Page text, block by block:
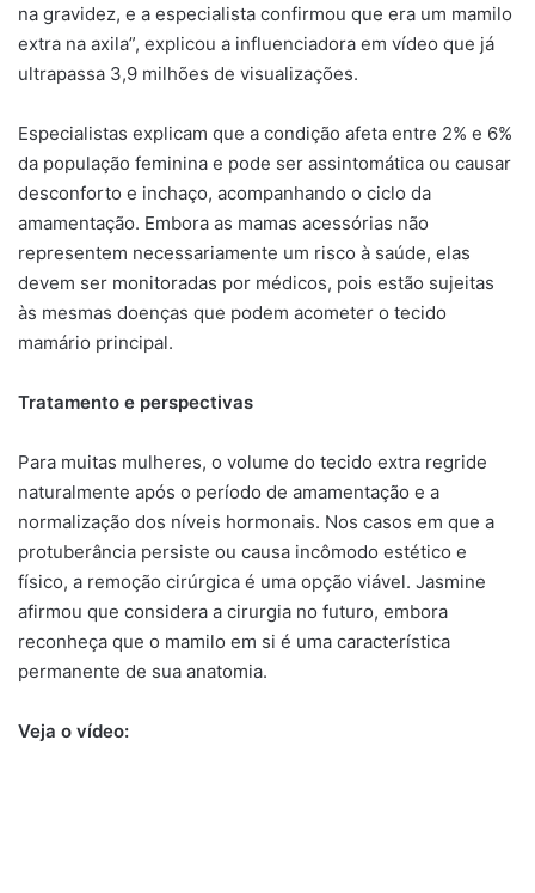
na gravidez, e a especialista confirmou que era um mamilo
extra na axila”, explicou a influenciadora em vídeo que já
ultrapassa 3,9 milhões de visualizações.
Especialistas explicam que a condição afeta entre 2% e 6%
da população feminina e pode ser assintomática ou causar
desconforto e inchaço, acompanhando o ciclo da
amamentação. Embora as mamas acessórias não
representem necessariamente um risco à saúde, elas
devem ser monitoradas por médicos, pois estão sujeitas
às mesmas doenças que podem acometer o tecido
mamário principal.
Tratamento e perspectivas
Para muitas mulheres, o volume do tecido extra regride
naturalmente após o período de amamentação e a
normalização dos níveis hormonais. Nos casos em que a
protuberância persiste ou causa incômodo estético e
físico, a remoção cirúrgica é uma opção viável. Jasmine
afirmou que considera a cirurgia no futuro, embora
reconheça que o mamilo em si é uma característica
permanente de sua anatomia.
Veja o vídeo: